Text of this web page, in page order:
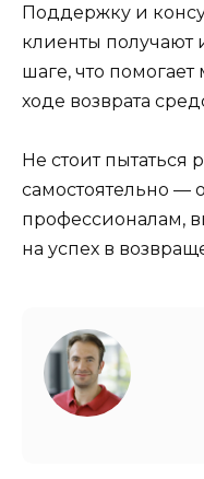
Поддержку и
клиенты
шаге, что
ходе возврата
Не стоит пытаться
самостоятельно —
профессионалам,
на успех в